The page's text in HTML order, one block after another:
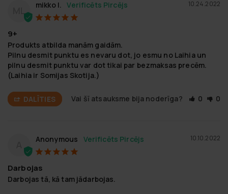
ML
10.24.2022
mikko l.
9+
Produkts atbilda manām gaidām.
Pilnu desmit punktu es nevaru dot, jo esmu no Laihia un
pilnu desmit punktu var dot tikai par bezmaksas precēm.
(Laihia ir Somijas Skotija.)
DALĪTIES Vai šī atsauksme bija noderīga? 0 0
10.10.2022
Anonymous
Darbojas
Darbojas tā, kā tam jādarbojas.